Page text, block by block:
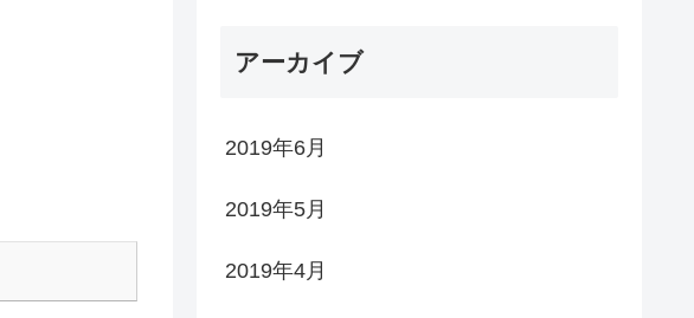
アーカイブ
2019年6月
2019年5月
2019年4月